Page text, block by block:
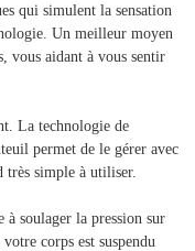
qui simulent la sensation
Un meilleur moyen
vous aidant à vous sentir
La technologie de
permet de le gérer avec
très simple à utiliser.
soulager la pression sur
corps est suspendu